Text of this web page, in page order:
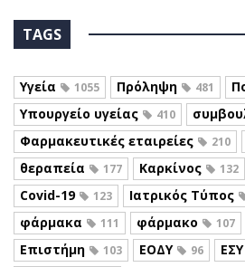
TAGS
Υγεία 1055 Πρόληψη 481
Υπουργείο υγείας 410
Φαρμακευτικές εταιρείες 210
θεραπεία 177 Καρκίνος 132
Covid-19 123 Ιατρικός Τύπος
φάρμακα 111 φάρμακο 107
Επιστήμη 103 ΕΟΔΥ 96 ΕΣΥ